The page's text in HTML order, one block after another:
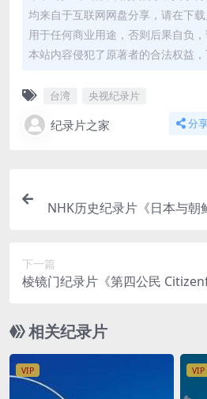
均来自于互联网网盘分享，请在下
用于任何商业用途，否则后果自负
本站内容侵犯了原著者的合法权益，
台湾 央视纪录片
纪录片之家 分
NHK历史纪录片《日本与朝
下一篇
棱镜门纪录片《第四公民
相关纪录片
VIP VIP